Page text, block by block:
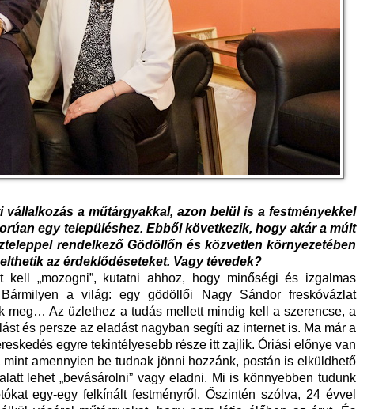
a műtárgyakkal, azon belül is a festményekkel
egy településhez. Ebből következik, hogy akár a múlt
rendelkező Gödöllőn és közvetlen környezetében
az érdeklődéseteket. Vagy tévedek?
„mozogni”, kutatni ahhoz, hogy minőségi és izgalmas
a világ: egy gödöllői Nagy Sándor freskóvázlat
meg… Az üzlethez a tudás mellett mindig kell a szerencse, a
és persze az eladást nagyban segíti az internet is. Ma már a
egyre tekintélyesebb része itt zajlik. Óriási előnye van
amennyien be tudnak jönni hozzánk, postán is elküldhető
lehet „bevásárolni” vagy eladni. Mi is könnyebben tudunk
egy-egy felkínált festményről. Őszintén szólva, 24 évvel